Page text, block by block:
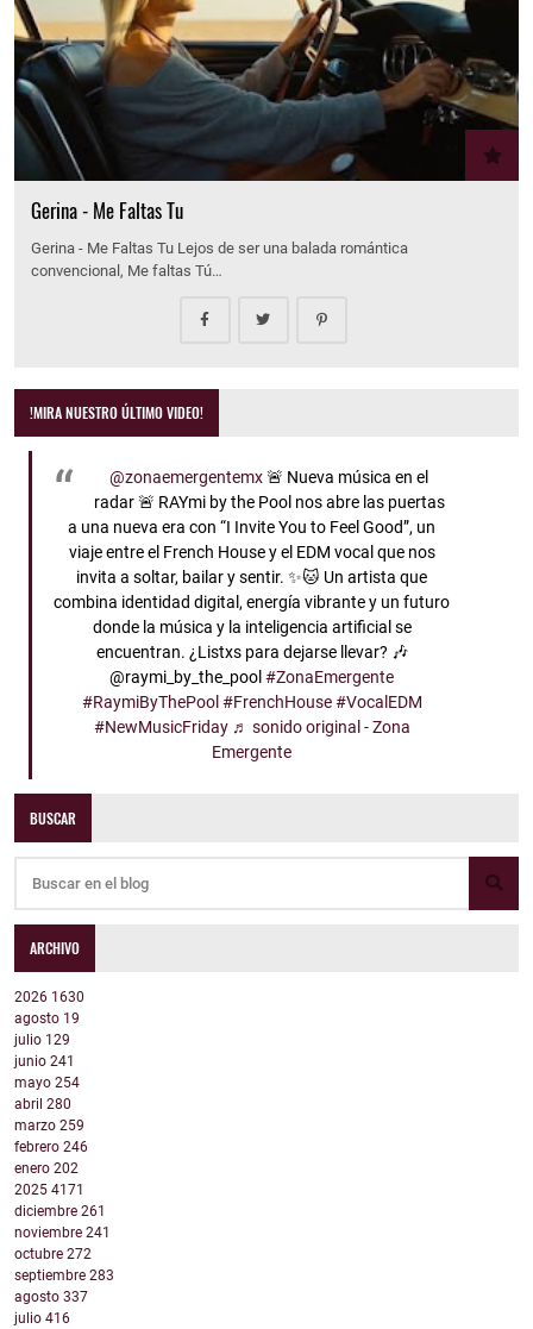
Gerina - Me Faltas Tu
Gerina - Me Faltas Tu Lejos de ser una balada romántica
convencional, Me faltas Tú…
!MIRA NUESTRO ÚLTIMO VIDEO!
@zonaemergentemx🚨 Nueva música en el
radar 🚨 RAYmi by the Pool nos abre las puertas
a una nueva era con “I Invite You to Feel Good”, un
viaje entre el French House y el EDM vocal que nos
invita a soltar, bailar y sentir. ✨🐱 Un artista que
combina identidad digital, energía vibrante y un futuro
donde la música y la inteligencia artificial se
encuentran. ¿Listxs para dejarse llevar? 🎶
@raymi_by_the_pool#ZonaEmergente
#RaymiByThePool #FrenchHouse #VocalEDM
#NewMusicFriday ♬ sonido original - Zona
Emergente
BUSCAR
ARCHIVO
2026 1630
agosto 19
julio 129
junio 241
mayo 254
abril 280
marzo 259
febrero 246
enero 202
2025 4171
diciembre 261
noviembre 241
octubre 272
septiembre 283
agosto 337
julio 416